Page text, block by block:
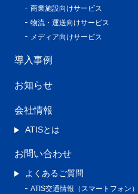
商業施設向けサービス
物流・運送向けサービス
メディア向けサービス
導入事例
お知らせ
会社情報
ATISとは
お問い合わせ
よくあるご質問
ATIS交通情報（スマートフォン）